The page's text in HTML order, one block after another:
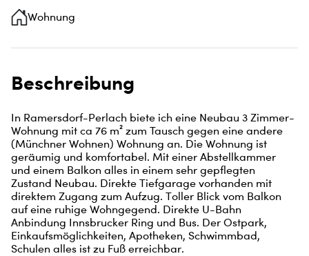
Wohnung
Beschreibung
In Ramersdorf-Perlach biete ich eine Neubau 3 Zimmer-
Wohnung mit ca 76 m² zum Tausch gegen eine andere
(Münchner Wohnen) Wohnung an. Die Wohnung ist
geräumig und komfortabel. Mit einer Abstellkammer
und einem Balkon alles in einem sehr gepflegten
Zustand Neubau. Direkte Tiefgarage vorhanden mit
direktem Zugang zum Aufzug. Toller Blick vom Balkon
auf eine ruhige Wohngegend. Direkte U-Bahn
Anbindung Innsbrucker Ring und Bus. Der Ostpark,
Einkaufsmöglichkeiten, Apotheken, Schwimmbad,
Schulen alles ist zu Fuß erreichbar.